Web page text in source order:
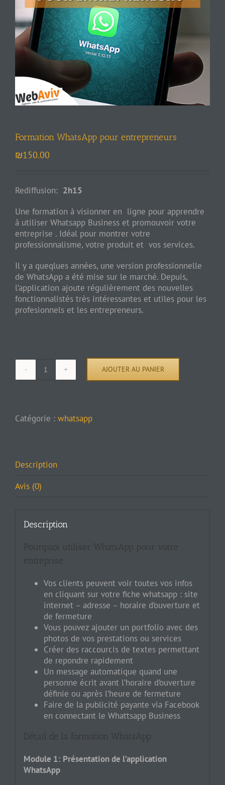
Formation WhatsApp pour entrepreneurs
₪150.00
Rediffusion: 2h15
Une formation à visionner en ligne pour apprendre
à utiliser Whatsapp Business et promouvoir votre
entreprise . Idéal pour montrer votre
professionnalisme, votre produit et vos services.
Il y a queqlues années, une version professionnelle
de WhatsApp a été mise sur le marché. Depuis,
l’application ajoute régulièrement des nouvelles
fonctionnalistés très intéressantes et utiles pour les
profesionnels et les entrepreneurs.
quantité
pour
AJOUTER AU PANIER
Catégorie : whatsapp
Description
Avis (0)
Description
Pourquoi utiliser WhatsApp pour votre
entreprise
Vos clients peuvent voir toutes vos infos
en cliquant sur votre fiche whatsapp : site
internet – adresse – horaire d’ouverture et
de fermeture
Vous pouvez ajouter un portfolio avec des
photos de vos prestations ou services
Créer des raccourcis de textes permettant
de repondre rapidement
Un message automatique quand une
personne écrit avant l’horaire d’ouverture
définie ou après l’heure de fermeture
Faire de la publicité payante via Facebook
en connectant le Whattsapp Business
Détail de la formation WhatsApp
Module 1: Présentation de l’application
WhatsApp